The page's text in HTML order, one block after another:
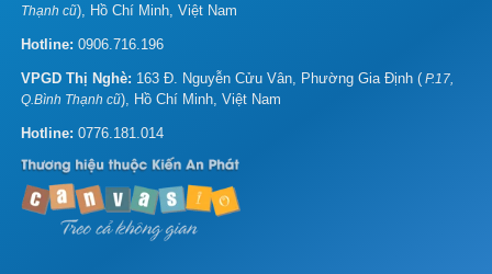
Thạnh cũ), Hồ Chí Minh, Việt Nam
Hotline: 0906.716.196
VPGD Thị Nghè: 163 Đ. Nguyễn Cửu Vân, Phường Gia Định ( P.17,
Q.Bình Thạnh cũ), Hồ Chí Minh, Việt Nam
Hotline: 0776.181.014